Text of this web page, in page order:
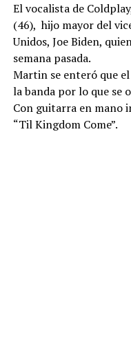
El vocalista de
(46), hijo mayor del
Unidos, Joe Biden,
semana pasada.
Martin se enteró que
la banda por lo que se
Con guitarra en mano
“Til Kingdom Come”.